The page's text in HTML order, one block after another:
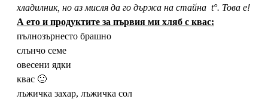
хладилник, но аз мисля да го държа на стайна t°. Това е!
А ето и продуктите за първия ми хляб с квас:
пълнозърнесто брашно
слънчо семе
овесени ядки
квас 🙂
лъжичка захар, лъжичка сол